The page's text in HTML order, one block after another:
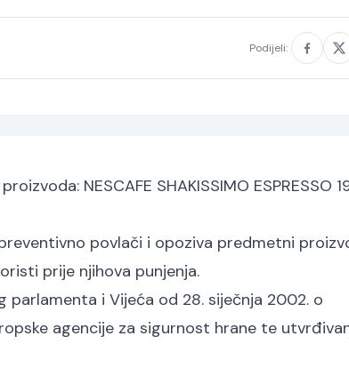
Podijeli:
NESCAFE SHAKISSIMO ESPRESSO
povlači i opoziva predmetni
prije njihova punjenja.
parlamenta i Vijeća od 28. siječnja 2002. o
agencije za sigurnost hrane te